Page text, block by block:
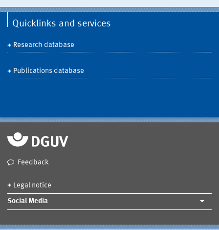
Quicklinks and services
Research database
Publications database
Feedback
Legal notice
Social Media